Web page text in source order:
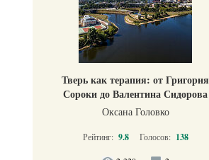
Тверь как терапия: от Григория
Сороки до Валентина Сидорова
Оксана Головко
Рейтинг: 9.8 Голосов: 138